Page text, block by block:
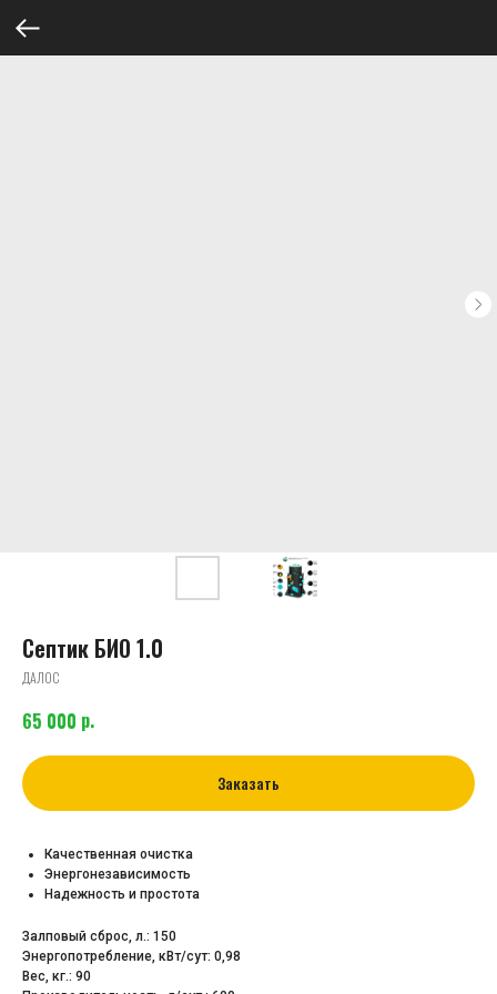
Септик БИО 1.0
ДАЛОС
65 000 р.
Заказать
Качественная очистка
Энергонезависимость
Надежность и простота
Залповый сброс, л.: 150
Энергопотребление, кВт/сут: 0,98
Вес, кг.: 90